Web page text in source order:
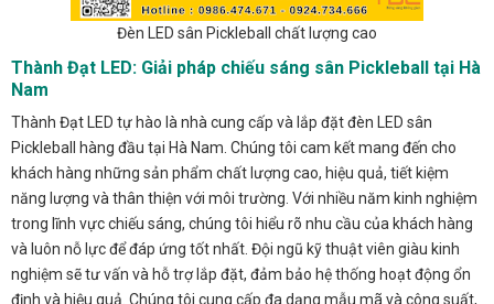
Đèn LED sân Pickleball chất lượng cao
Thành Đạt LED: Giải pháp chiếu sáng sân Pickleball tại Hà
Nam
Thành Đạt LED tự hào là nhà cung cấp và lắp đặt đèn LED sân
Pickleball hàng đầu tại Hà Nam. Chúng tôi cam kết mang đến cho
khách hàng những sản phẩm chất lượng cao, hiệu quả, tiết kiệm
năng lượng và thân thiện với môi trường. Với nhiều năm kinh nghiệm
trong lĩnh vực chiếu sáng, chúng tôi hiểu rõ nhu cầu của khách hàng
và luôn nỗ lực để đáp ứng tốt nhất. Đội ngũ kỹ thuật viên giàu kinh
nghiệm sẽ tư vấn và hỗ trợ lắp đặt, đảm bảo hệ thống hoạt động ổn
định và hiệu quả. Chúng tôi cung cấp đa dạng mẫu mã và công suất,